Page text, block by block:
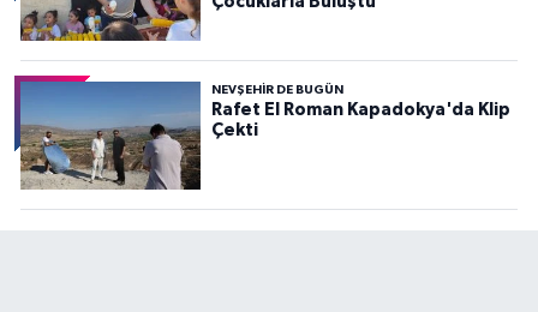
NEVŞEHIR DE BUGÜN
Rafet El Roman Kapadokya'da Klip
Çekti